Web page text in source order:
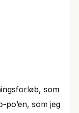
som
po’en, som jeg